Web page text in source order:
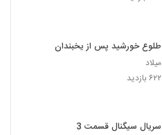
طلوع خورشید پس از یخبندان
میلاد
۶۲۲ بازدید
سریال سیگنال قسمت 3